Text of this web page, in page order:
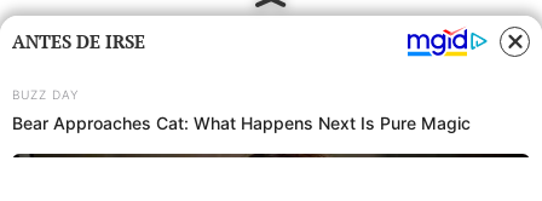
ANTES DE IRSE